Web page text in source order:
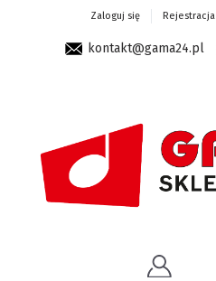
Zaloguj się Rejestracja
kontakt@gama24.pl